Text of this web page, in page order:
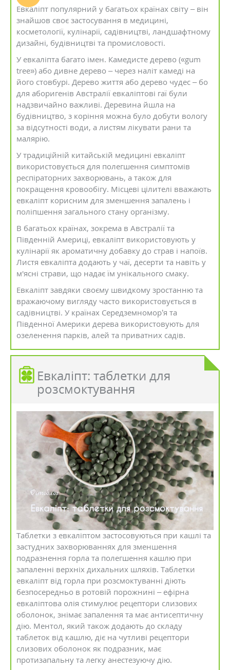
Евкаліпт популярний у багатьох країнах світу – він
знайшов своє застосування в медицині,
косметології, кулінарії, садівництві, ландшафтному
дизайні, будівництві та промисловості.
У евкаліпта багато імен. Камедисте дерево («gum
tree») або дивне дерево – через наліт камеді на
його стовбурі. Дерево життя або дерево чудес – бо
для аборигенів Австралії евкаліптові гаї були
надзвичайно важливі. Деревина йшла на
будівництво, з коріння можна було добути вологу
за відсутності води, а листям лікувати рани та
малярію.
У традиційній китайській медицині евкаліпт
використовується для полегшення симптомів
респіраторних захворювань, а також для
покращення кровообігу. Місцеві цілителі вважають
евкаліпт корисним для зменшення запалень і
поліпшення загального стану організму.
В багатьох країнах, зокрема в Австралії та
Південній Америці, евкаліпт використовують у
кулінарії як ароматичну добавку до страв і напоїв.
Листя евкаліпта додають у чаї, десерти та навіть у
м'ясні страви, що надає їм унікального смаку.
Евкаліпт завдяки своєму швидкому зростанню та
вражаючому вигляду часто використовується в
садівництві. У країнах Середземномор’я та
Південної Америки дерева використовують для
озеленення парків, алей та приватних садів.
Евкаліпт: таблетки для
розсмоктування
Таблетки з евкаліптом застосовуються при кашлі та
застудних захворюваннях для зменшення
подразнення горла та полегшення кашлю при
запаленні верхніх дихальних шляхів. Таблетки
евкаліпт від горла при розсмоктуванні діють
безпосередньо в ротовій порожнині – ефірна
евкаліптова олія стимулює рецептори слизових
оболонок, знімає запалення та має антисептичну
дію. Ментол, який також додають до складу
таблеток від кашлю, діє на чутливі рецептори
слизових оболонок як подразник, має
протизапальну та легку анестезуючу дію.